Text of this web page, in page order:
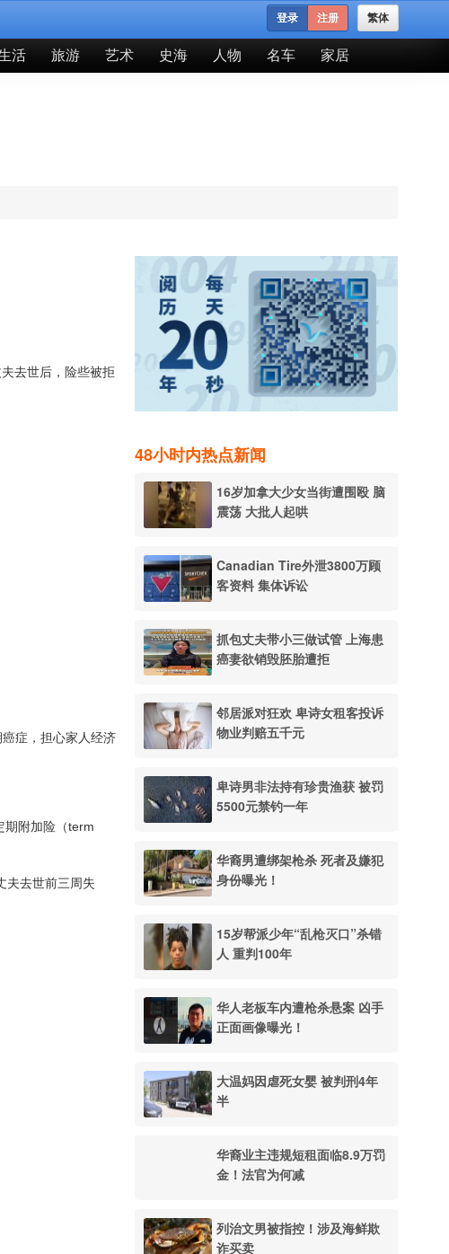
繁体
登录 注册
活 旅游 艺术 史海 人物 名车 家居
去世后，险些被拒
症，担心家人经济
期附加险（term
夫去世前三周失
48小时内热点新闻
16岁加拿大少女当街遭围殴 脑
震荡 大批人起哄
Canadian Tire外泄3800万顾
客资料 集体诉讼
抓包丈夫带小三做试管 上海患
癌妻欲销毁胚胎遭拒
邻居派对狂欢 卑诗女租客投诉
物业判赔五千元
卑诗男非法持有珍贵渔获 被罚
5500元禁钓一年
华裔男遭绑架枪杀 死者及嫌犯
身份曝光！
15岁帮派少年“乱枪灭口”杀错
人 重判100年
华人老板车内遭枪杀悬案 凶手
正面画像曝光！
大温妈因虐死女婴 被判刑4年
半
华裔业主违规短租面临8.9万罚
金！法官为何减
列治文男被指控！涉及海鲜欺
诈买卖